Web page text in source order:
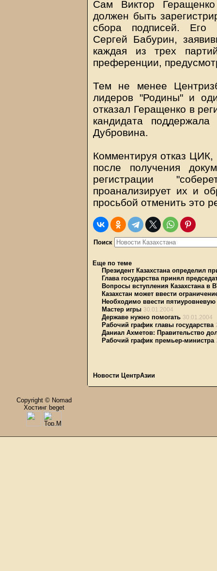
Сам Виктор
должен быть
сбора подписей. Его
Сергей Бабурин,
каждая из трех
преференции,
Тем не менее
лидеров "Родины" и
отказал Геращенко в
кандидата
Дубровина.
Комментируя отказ ЦИК,
после получения
регистрации
проанализирует их и
просьбой отменить это
Поиск
Еще по теме
Президент Казахстана определил
Глава государства принял
Вопросы вступления Казахстана в
Казахстан может ввести
Необходимо ввести
Мастер игры 30.01.2004
Державе нужно помогать 30.01.2004
Рабочий график главы государства
Даниал Ахметов: Правительство
Рабочий график премьер-министра
Новости ЦентрАзии
Copyright © Nomad
Хостинг beget